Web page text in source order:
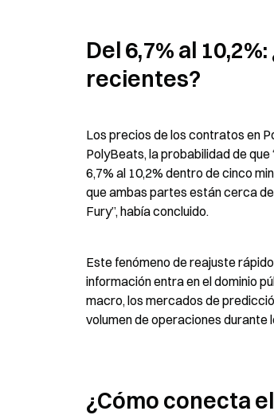
Del 6,7% al
recientes?
Los precios de los contratos en
PolyBeats, la probabilidad de que
6,7% al 10,2% dentro de cinco
que ambas partes están cerca
Fury”, había concluido.
Este fenómeno de reajuste
información entra en el dominio
macro, los mercados de
volumen de operaciones durante
¿Cómo conecta